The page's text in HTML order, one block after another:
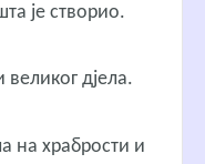
је створио.
дјела.
на храбрости и